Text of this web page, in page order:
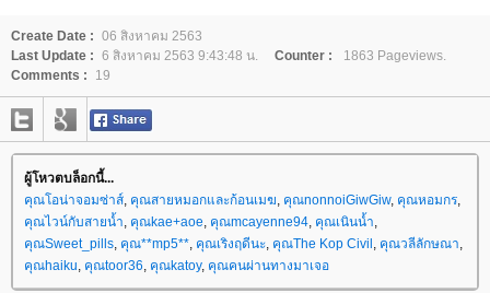
Create Date : 06 สิงหาคม 2563
Last Update : 6 สิงหาคม 2563 9:43:48 น. Counter :
1863 Pageviews.
Comments :
19
ผู้โหวตบล็อกนี้...
คุณโอน่าจอมซ่าส์ คุณสายหมอกและก้อนเมฆ คุณnonnoiGiwGiw, คุณหอมกร
คุณไวน์กับสายน้ำ คุณkae+aoe คุณmcayenne94 คุณเนินน้ำ
คุณSweet_pills คุณ**mp5** คุณเริงฤดีนะ คุณThe Kop Civil คุณวลีลักษณา
คุณhaiku คุณtoor36 คุณkatoy, คุณคนผ่านทางมาเจอ